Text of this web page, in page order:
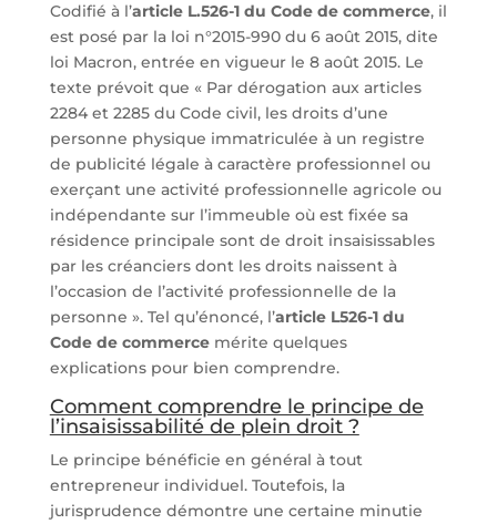
Codifié à l’article L.526-1 du Code de commerce, il
est posé par la loi n°2015-990 du 6 août 2015, dite
loi Macron, entrée en vigueur le 8 août 2015. Le
texte prévoit que « Par dérogation aux articles
2284 et 2285 du Code civil, les droits d’une
personne physique immatriculée à un registre
de publicité légale à caractère professionnel ou
exerçant une activité professionnelle agricole ou
indépendante sur l’immeuble où est fixée sa
résidence principale sont de droit insaisissables
par les créanciers dont les droits naissent à
l’occasion de l’activité professionnelle de la
personne ». Tel qu’énoncé, l’article L526-1 du
Code de commercemérite quelques
explications pour bien comprendre.
Comment comprendre le principe de
l’insaisissabilité de plein droit ?
Le principe bénéficie en général à tout
entrepreneur individuel. Toutefois, la
jurisprudence démontre une certaine minutie